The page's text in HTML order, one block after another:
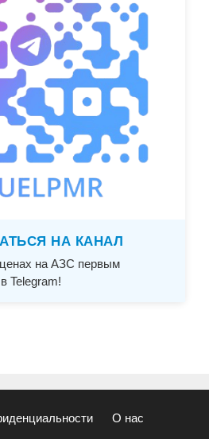
НА КАНАЛ
на АЗС первым
в Telegram!
О нас